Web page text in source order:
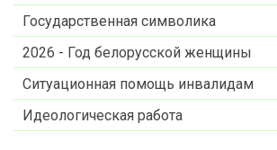
Государственная символика
2026 - Год белорусской женщины
Ситуационная помощь инвалидам
Идеологическая работа